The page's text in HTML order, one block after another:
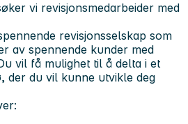
vi revisjonsmedarbeider med
revisjonsselskap som
av spennende kunder med
vil få mulighet til å delta i et
der du vil kunne utvikle deg